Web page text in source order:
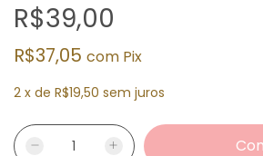
R$39,00
R$37,05 com Pix
2 x de R$19,50 sem juros